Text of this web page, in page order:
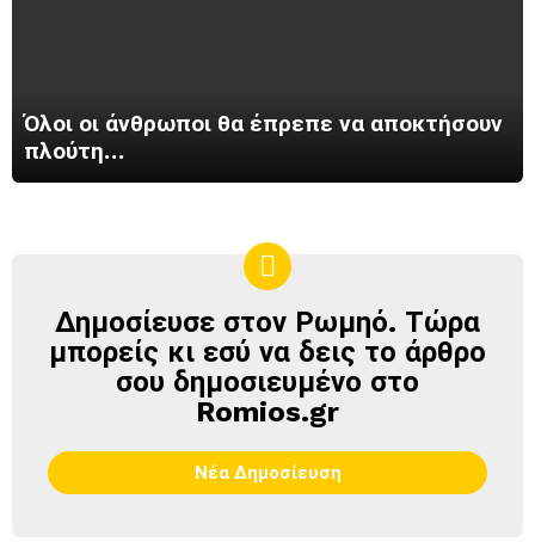
Όλοι οι άνθρωποι θα έπρεπε να αποκτήσουν
πλούτη…
ΔΗΜΟΣΊΕΥΣΕ
ΣΤΟΝ
ΡΩΜΗΌ
Δημοσίευσε στον Ρωμηό. Τώρα
μπορείς κι εσύ να δεις το άρθρο
σου δημοσιευμένο στο
Romios.gr
Νέα Δημοσίευση